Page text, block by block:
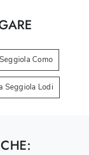
Como
Seggiola Lodi